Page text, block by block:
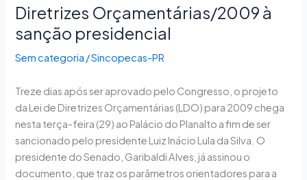
Diretrizes Orçamentárias/2009 à
sanção presidencial
Sem categoria /Sincopecas-PR
Treze dias após ser aprovado pelo Congresso, o projeto
da Lei de Diretrizes Orçamentárias (LDO) para 2009 chega
nesta terça-feira (29) ao Palácio do Planalto a fim de ser
sancionado pelo presidente Luiz Inácio Lula da Silva. O
presidente do Senado, Garibaldi Alves, já assinou o
documento, que traz os parâmetros orientadores para a
do
Senado
envia
Lei
Diretrizes
Orçamentárias/2009
à
sanção
presidencial